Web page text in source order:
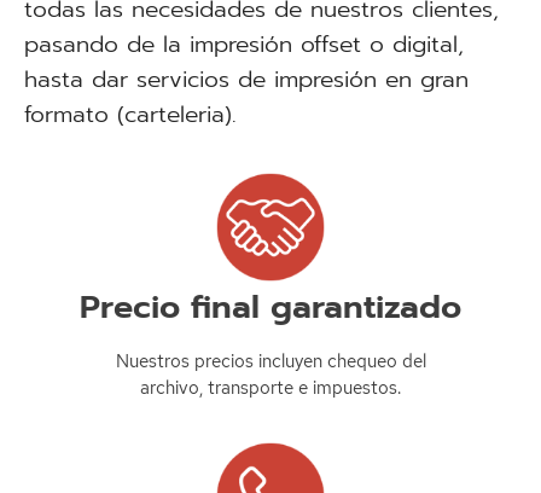
todas las necesidades de nuestros clientes,
pasando de la impresión offset o digital,
hasta dar servicios de impresión en gran
formato (carteleria).
Precio final garantizado
Nuestros precios incluyen chequeo del
archivo, transporte e impuestos.